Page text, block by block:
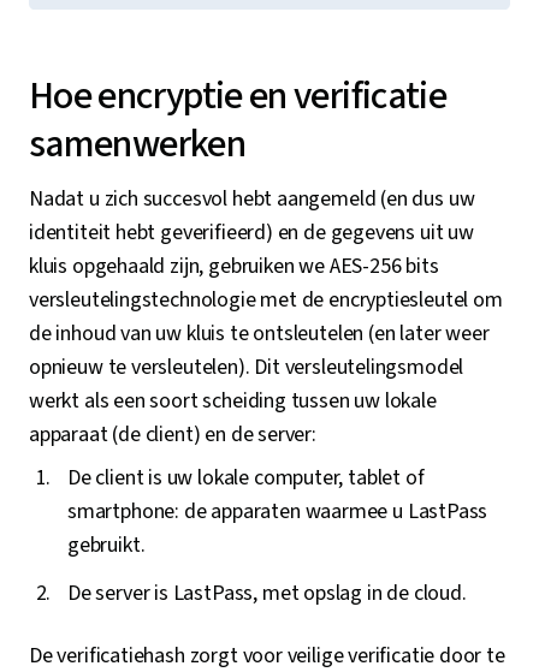
Hoe encryptie en verificatie
samenwerken
Nadat u zich succesvol hebt aangemeld (en dus uw
identiteit hebt geverifieerd) en de gegevens uit uw
kluis opgehaald zijn, gebruiken we AES-256 bits
versleutelingstechnologie met de encryptiesleutel om
de inhoud van uw kluis te ontsleutelen (en later weer
opnieuw te versleutelen). Dit versleutelingsmodel
werkt als een soort scheiding tussen uw lokale
apparaat (de client) en de server:
De client is uw lokale computer, tablet of
smartphone: de apparaten waarmee u LastPass
gebruikt.
De server is LastPass, met opslag in de cloud.
De verificatiehash zorgt voor veilige verificatie door te